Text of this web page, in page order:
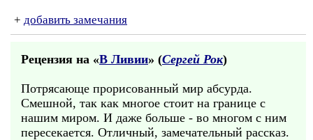
+ добавить замечания
Рецензия на «В Ливии» (Сергей Рок)
Потрясающе прорисованный мир абсурда.
Смешной, так как многое стоит на границе с
нашим миром. И даже больше - во многом с ним
пересекается. Отличный, замечательный рассказ.